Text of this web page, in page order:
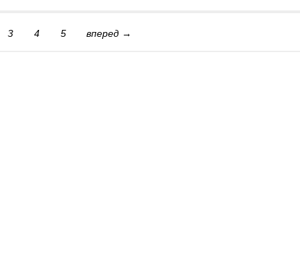
3 4 5 вперед →